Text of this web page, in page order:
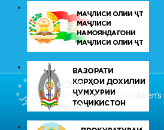
© 2026
Commissioner for
Tajikistan